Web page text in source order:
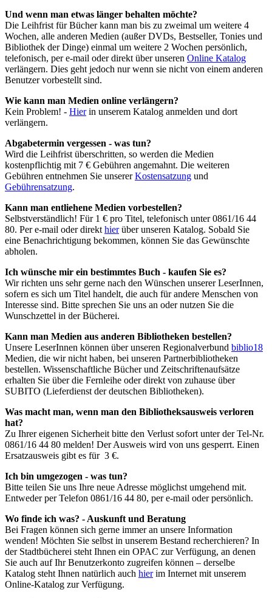
Und wenn man etwas länger behalten möchte?
Die Leihfrist für Bücher kann man bis zu zweimal um weitere 4
Wochen, alle anderen Medien (außer DVDs, Bestseller, Tonies und
Bibliothek der Dinge) einmal um weitere 2 Wochen persönlich,
telefonisch, per e-mail oder direkt über unseren Online Katalog
verlängern. Dies geht jedoch nur wenn sie nicht von einem anderen
Benutzer vorbestellt sind.
Wie kann man Medien online verlängern?
Kein Problem! - Hierin unserem Katalog anmelden und dort
verlängern.
Abgabetermin vergessen - was tun?
Wird die Leihfrist überschritten, so werden die Medien
kostenpflichtig mit 7 € Gebühren angemahnt. Die weiteren
Gebühren entnehmen Sie unsererKostensatzung und
Gebührensatzung.
Kann man entliehene Medien vorbestellen?
Selbstverständlich! Für 1 € pro Titel, telefonisch unter 0861/16 44
80. Per e-mail oder direkthierüber unseren Katalog. Sobald Sie
eine Benachrichtigung bekommen, können Sie das Gewünschte
abholen.
Ich wünsche mir ein bestimmtes Buch - kaufen Sie es?
Wir richten uns sehr gerne nach den Wünschen unserer LeserInnen,
sofern es sich um Titel handelt, die auch für andere Menschen von
Interesse sind. Bitte sprechen Sie uns an oder nutzen Sie die
Wunschzettel in der Bücherei.
Kann man Medien aus anderen Bibliotheken bestellen?
Unsere LeserInnen können über unseren Regionalverbund biblio18
Medien, die wir nicht haben, bei unseren Partnerbibliotheken
bestellen. Wissenschaftliche Bücher und Zeitschriftenaufsätze
erhalten Sie über die Fernleihe oder direkt von zuhause über
SUBITO (Lieferdienst der deutschen Bibliotheken).
Was macht man, wenn man den Bibliotheksausweis verloren
hat?
Zu Ihrer eigenen Sicherheit bitte den Verlust sofort unter der Tel-Nr.
0861/16 44 80 melden! Der Ausweis wird von uns gesperrt. Einen
Ersatzausweis gibt es für 3 €.
Ich bin umgezogen - was tun?
Bitte teilen Sie uns Ihre neue Adresse möglichst umgehend mit.
Entweder per Telefon 0861/16 44 80, per e-mail oder persönlich.
Wo finde ich was? - Auskunft und Beratung
Bei Fragen können sich gerne immer an unsere Information
wenden! Möchten Sie selbst in unserem Bestand recherchieren? In
der Stadtbücherei steht Ihnen ein OPAC zur Verfügung, an denen
Sie auch auf Ihr Benutzerkonto zugreifen können – derselbe
Katalog steht Ihnen natürlich auch hierim Internet mit unserem
Online-Katalog zur Verfügung.